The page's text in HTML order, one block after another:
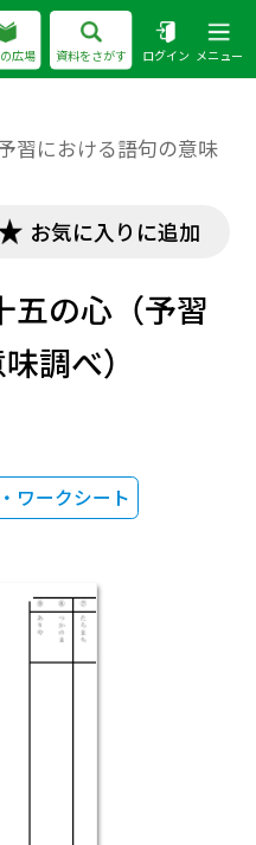
広場 資料をさがす ログイン メニュー
習における語句の意味
お気に入りに追加
五の心（予習
調べ）
ワークシート